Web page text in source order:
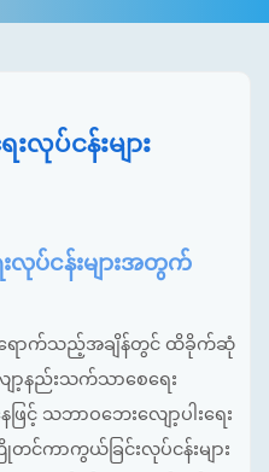
လုပ်ငန်းများ
လုပ်ငန်းများအတွက်
ျရောက်သည့်အချိန်တွင် ထိခိုက်ဆုံ
ျော့နည်းသက်သာစေရေး
ြင့် သဘာဝဘေးလျော့ပါးရေး
တင်ကာကွယ်ခြင်းလုပ်ငန်းများ